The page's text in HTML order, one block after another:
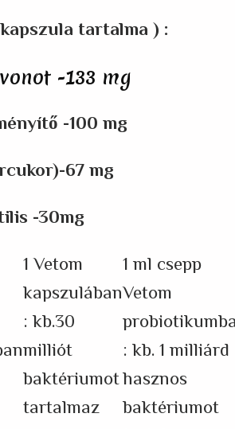
tartalma ) :
-133 mg
-100 mg
67 mg
-30mg
1 Vetom
kapszulában
: kb.30
milliót
baktériumot
tartalmaz
1 ml csepp
Vetom
: kb. 1 milliárd
hasznos
baktériumot